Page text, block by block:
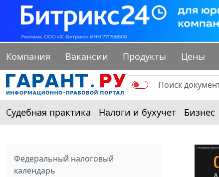
Компания Вакансии Продукты Цены
Судебная практика Налоги и бухучет Бизнес
Федеральный налоговый
календарь